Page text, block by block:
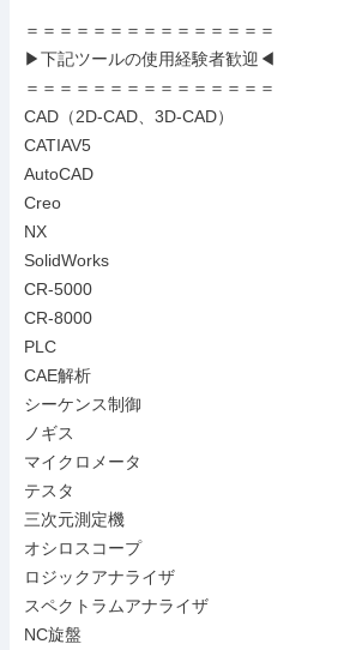
＝＝＝＝＝＝＝＝＝＝＝＝＝＝＝
▶下記ツールの使用経験者歓迎◀
＝＝＝＝＝＝＝＝＝＝＝＝＝＝＝
CAD（2D-CAD、3D-CAD）
CATIAV5
AutoCAD
Creo
NX
SolidWorks
CR-5000
CR-8000
PLC
CAE解析
シーケンス制御
ノギス
マイクロメータ
テスタ
三次元測定機
オシロスコープ
ロジックアナライザ
スペクトラムアナライザ
NC旋盤